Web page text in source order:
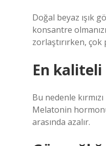
Doğal beyaz ışık
konsantre
zorlaştırırken,
En kaliteli
Bu nedenle
Melatonin
arasında azalır.